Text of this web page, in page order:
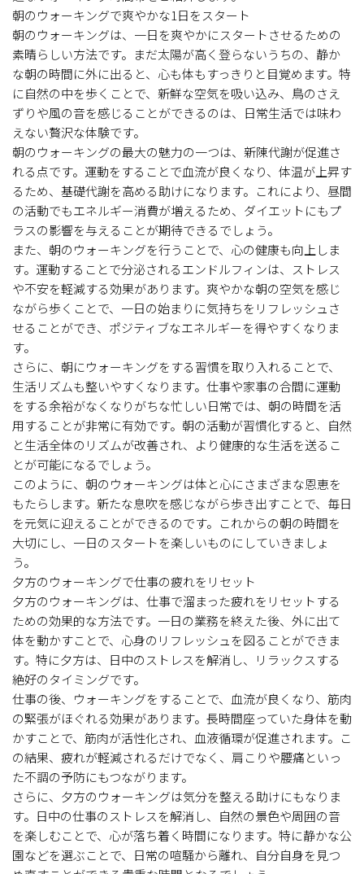
朝のウォーキングで爽やかな1日をスタート
朝のウォーキングは、一日を爽やかにスタートさせるための
素晴らしい方法です。まだ太陽が高く登らないうちの、静か
な朝の時間に外に出ると、心も体もすっきりと目覚めます。特
に自然の中を歩くことで、新鮮な空気を吸い込み、鳥のさえ
ずりや風の音を感じることができるのは、日常生活では味わ
えない贅沢な体験です。
朝のウォーキングの最大の魅力の一つは、新陳代謝が促進さ
れる点です。運動をすることで血流が良くなり、体温が上昇す
るため、基礎代謝を高める助けになります。これにより、昼間
の活動でもエネルギー消費が増えるため、ダイエットにもプ
ラスの影響を与えることが期待できるでしょう。
また、朝のウォーキングを行うことで、心の健康も向上しま
す。運動することで分泌されるエンドルフィンは、ストレス
や不安を軽減する効果があります。爽やかな朝の空気を感じ
ながら歩くことで、一日の始まりに気持ちをリフレッシュさ
せることができ、ポジティブなエネルギーを得やすくなりま
す。
さらに、朝にウォーキングをする習慣を取り入れることで、
生活リズムも整いやすくなります。仕事や家事の合間に運動
をする余裕がなくなりがちな忙しい日常では、朝の時間を活
用することが非常に有効です。朝の活動が習慣化すると、自然
と生活全体のリズムが改善され、より健康的な生活を送るこ
とが可能になるでしょう。
このように、朝のウォーキングは体と心にさまざまな恩恵を
もたらします。新たな息吹を感じながら歩き出すことで、毎日
を元気に迎えることができるのです。これからの朝の時間を
大切にし、一日のスタートを楽しいものにしていきましょ
う。
夕方のウォーキングで仕事の疲れをリセット
夕方のウォーキングは、仕事で溜まった疲れをリセットする
ための効果的な方法です。一日の業務を終えた後、外に出て
体を動かすことで、心身のリフレッシュを図ることができま
す。特に夕方は、日中のストレスを解消し、リラックスする
絶好のタイミングです。
仕事の後、ウォーキングをすることで、血流が良くなり、筋肉
の緊張がほぐれる効果があります。長時間座っていた身体を動
かすことで、筋肉が活性化され、血液循環が促進されます。こ
の結果、疲れが軽減されるだけでなく、肩こりや腰痛といっ
た不調の予防にもつながります。
さらに、夕方のウォーキングは気分を整える助けにもなりま
す。日中の仕事のストレスを解消し、自然の景色や周囲の音
を楽しむことで、心が落ち着く時間になります。特に静かな公
園などを選ぶことで、日常の喧騒から離れ、自分自身を見つ